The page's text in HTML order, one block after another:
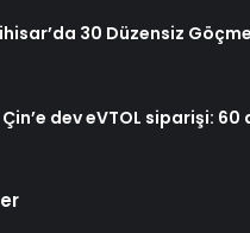
30 Düzensiz
dev eVTOL siparişi: 60